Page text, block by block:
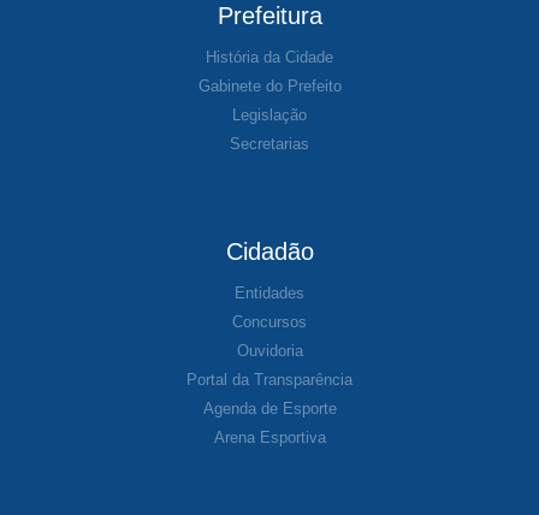
Prefeitura
História da Cidade
Gabinete do Prefeito
Legislação
Secretarias
Cidadão
Entidades
Concursos
Ouvidoria
Portal da Transparência
Agenda de Esporte
Arena Esportiva